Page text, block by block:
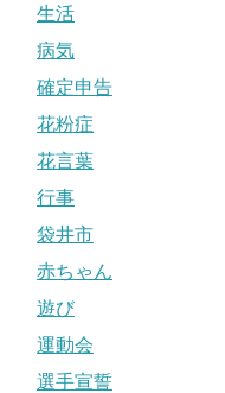
生活
病気
確定申告
花粉症
花言葉
行事
袋井市
赤ちゃん
遊び
運動会
選手宣誓